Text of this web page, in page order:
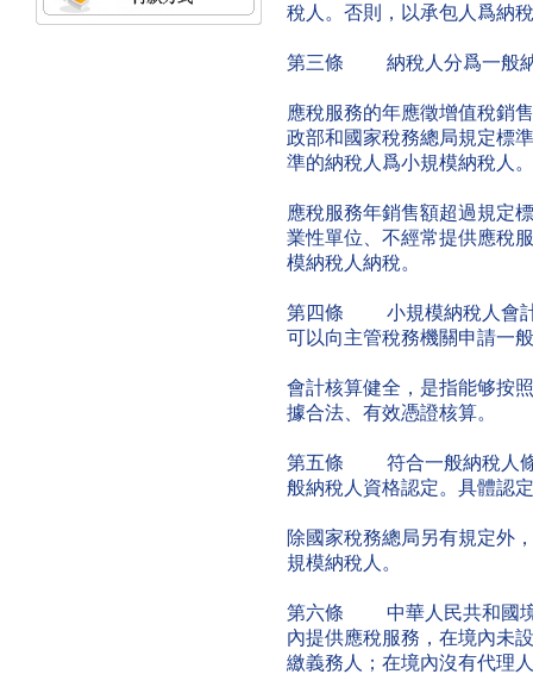
稅人。否則，以承包人爲納
第三條 納稅人分爲一般納
應稅服務的年應徵增值稅銷
政部和國家稅務總局規定標
準的納稅人爲小規模納稅人。
應稅服務年銷售額超過規定
業性單位、不經常提供應稅
模納稅人納稅。
第四條 小規模納稅人會計
可以向主管稅務機關申請一
會計核算健全，是指能够按
據合法、有效憑證核算。
第五條 符合一般納稅人條
般納稅人資格認定。具體認
除國家稅務總局另有規定外
規模納稅人。
第六條 中華人民共和國境
內提供應稅服務，在境內未
繳義務人；在境內沒有代理